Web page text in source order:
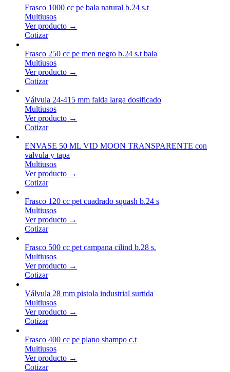
Frasco 1000 cc pe bala natural b.24 s.t
Multiusos
Ver producto →
Cotizar
Frasco 250 cc pe men negro b.24 s.t bala
Multiusos
Ver producto →
Cotizar
Válvula 24-415 mm falda larga dosificado
Multiusos
Ver producto →
Cotizar
ENVASE 50 ML VID MOON TRANSPARENTE con
valvula y tapa
Multiusos
Ver producto →
Cotizar
Frasco 120 cc pet cuadrado squash b.24 s
Multiusos
Ver producto →
Cotizar
Frasco 500 cc pet campana cilind b.28 s.
Multiusos
Ver producto →
Cotizar
Válvula 28 mm pistola industrial surtida
Multiusos
Ver producto →
Cotizar
Frasco 400 cc pe plano shampo c.t
Multiusos
Ver producto →
Cotizar